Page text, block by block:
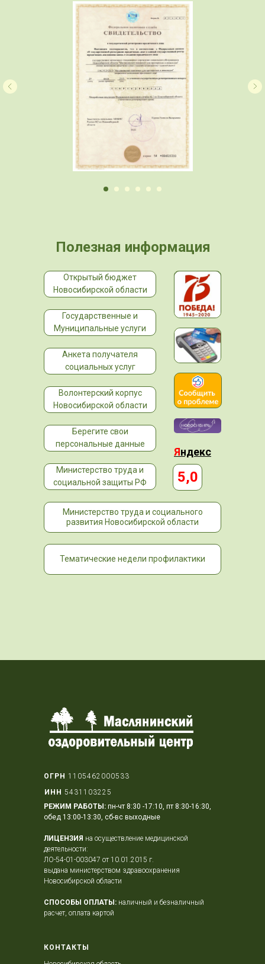
Полезная информация
Открытый бюджет
Новосибирской области
Волонтерский корпус
Новосибирской области
Государственные и
Муниципальные услуги
Берегите свои
персональные данные
Анкета получателя
социальных услуг
Министерство труда и социального
развития Новосибирской области
Министерство труда и
социальной защиты РФ
5,0
Яндекс
Тематические недели профилактики
ОГРН 1105462000533
РЕЖИМ РАБОТЫ: пн-чт 8:30 -17:10, пт 8:30-16:30,
обед 13:00-13:30, сб-вс выходные
ЛИЦЕНЗИЯ на осуществление медицинской
деятельности:
ЛО-54-01-003047 от 10.01.2015 г.
выдана министерством здравоохранения
Новосибирской области
СПОСОБЫ ОПЛАТЫ: наличный и безналичный
расчет, оплата картой
ИНН 5431103225
КОНТАКТЫ